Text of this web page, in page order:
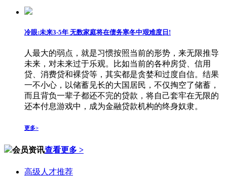
冷眼:未来3-5年 无数家庭将在债务寒冬中艰难度日!
人最大的弱点，就是习惯按照当前的形势，来无限推导
未来，对未来过于乐观。比如当前的各种房贷、信用
贷、消费贷和裸贷等，其实都是贪婪和过度自信。结果
一不小心，以储蓄见长的大国居民，不仅掏空了储蓄，
而且背负一辈子都还不完的贷款，将自己套牢在无限的
还本付息游戏中，成为金融贷款机构的终身奴隶。
更多>
会员资讯查看更多 >
高级人才推荐